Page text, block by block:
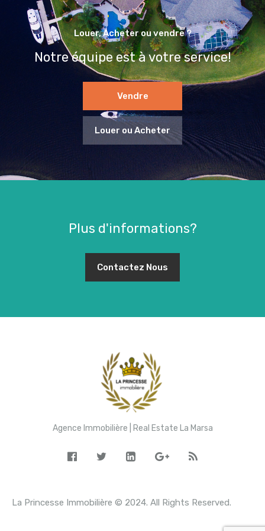
Louer, Acheter ou vendre ?
Notre équipe est à votre service!
Vendre
Louer ou Acheter
Plus d'informations?
Contactez Nous
Agence Immobilière | Real Estate La Marsa
La Princesse Immobilière © 2024. All Rights Reserved.